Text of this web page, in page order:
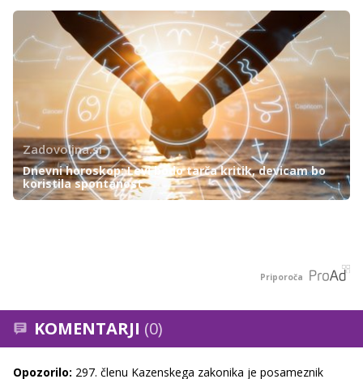
Zadovoljna.si
Dnevni horoskop: Levi bodo tarča kritik, devicam bo
koristila spontanost
Priporoča
KOMENTARJI (0)
Opozorilo: 297. členu Kazenskega zakonika je posameznik